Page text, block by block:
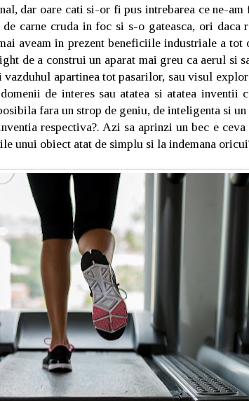
dar oare cati si-or fi pus intrebarea ce ne-
carne cruda in foc si s-o gateasca, ori daca
aveam in prezent beneficiile industriale a tot
de a construi un aparat mai greu ca aerul si
vazduhul apartinea tot pasarilor, sau visul
de interes sau atatea si atatea inventii
fara un strop de geniu, de inteligenta si un
respectiva?. Azi sa aprinzi un bec e
unui obiect atat de simplu si la indemana